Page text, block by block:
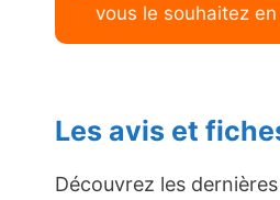
vous le souhaitez
Les avis et
Découvrez les